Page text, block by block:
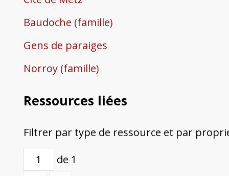
Baudoche (famille)
Gens de paraiges
Norroy (famille)
Ressources liées
Filtrer par type de ressource et par
de 1